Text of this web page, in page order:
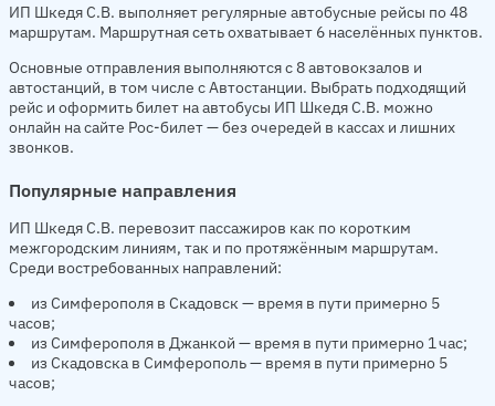
ИП Шкедя С.В. выполняет регулярные автобусные рейсы по 48
маршрутам. Маршрутная сеть охватывает 6 населённых пунктов.
Основные отправления выполняются с 8 автовокзалов и
автостанций, в том числе с Автостанции. Выбрать подходящий
рейс и оформить билет на автобусы ИП Шкедя С.В. можно
онлайн на сайте Рос-билет — без очередей в кассах и лишних
звонков.
Популярные направления
ИП Шкедя С.В. перевозит пассажиров как по коротким
межгородским линиям, так и по протяжённым маршрутам.
Среди востребованных направлений:
из Симферополя в Скадовск — время в пути примерно 5
часов;
из Симферополя в Джанкой — время в пути примерно 1 час;
из Скадовска в Симферополь — время в пути примерно 5
часов;